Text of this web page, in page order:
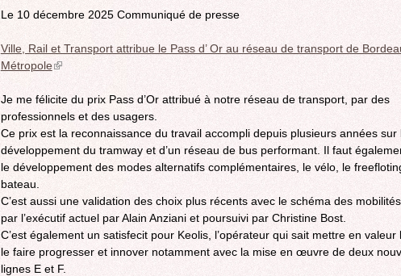
Le 10 décembre 2025 Communiqué de presse
Ville, Rail et Transport attribue le Pass d’ Or au réseau de transport de
Métropole(link
external)
Je me félicite du prix Pass d’Or attribué à notre réseau de transport, par des
professionnels et des usagers.
Ce prix est la reconnaissance du travail accompli depuis plusieurs années sur
développement du tramway et d’un réseau de bus performant. Il faut
le développement des modes alternatifs complémentaires, le vélo, le
bateau.
C’est aussi une validation des choix plus récents avec le schéma des
par l’exécutif actuel par Alain Anziani et poursuivi par Christine Bost.
C’est également un satisfecit pour Keolis, l’opérateur qui sait mettre en valeur
le faire progresser et innover notamment avec la mise en œuvre de deux
lignes E et F.